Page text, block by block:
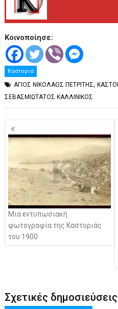
Κοινοποίησε:
Καστοριά
ΑΓΙΟΣ ΝΙΚΟΛΑΟΣ ΠΕΤΡΙΤΗΣ,
ΣΕΒΑΣΜΙΩΤΑΤΟΣ ΚΑΛΛΙΝΙΚΟΣ
Πλοήγηση
άρθρων
Μια εντυπωσιακή
φωτογραφία της Καστοριάς
του 1900
Σχετικές δημοσιεύσεις